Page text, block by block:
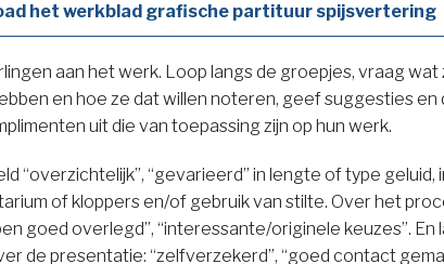
het werkblad grafische partituur spijsvertering
aan het werk. Loop langs de groepjes, vraag wat
en hoe ze dat willen noteren, geef suggesties en
uit die van toepassing zijn op hun werk.
“overzichtelijk”, “gevarieerd” in lengte of type geluid,
of kloppers en/of gebruik van stilte. Over het
goed overlegd”, “interessante/originele keuzes”. En
de presentatie: “zelfverzekerd”, “goed contact